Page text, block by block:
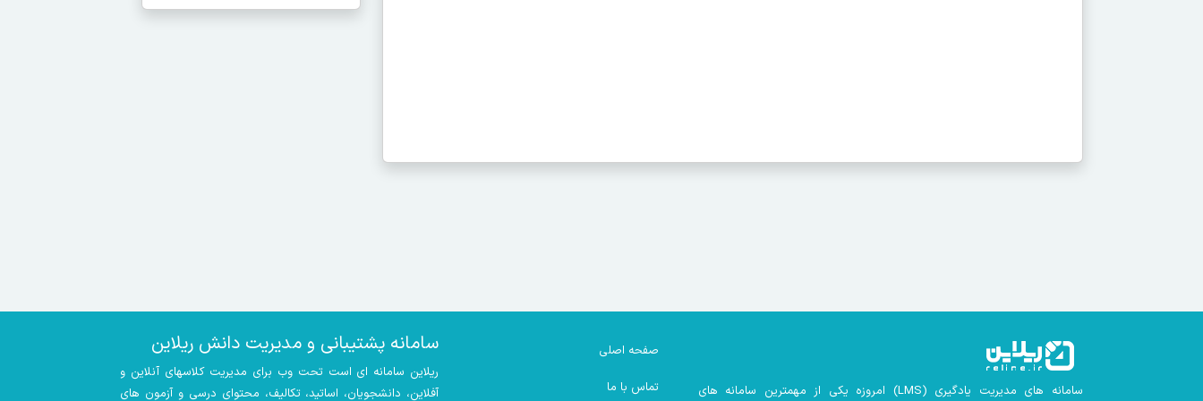
سامانه های مدیریت یادگیری (LMS) امروزه یکی از مهمترین سامانه های
صفحه اصلی
تماس با ما
سامانه پشتیبانی و مدیریت دانش ریلاین
ریلاین سامانه ای است تحت وب برای مدیریت کلاسهای آنلاین و
آفلاین، دانشجویان، اساتید، تکالیف، محتوای درسی و آزمون های